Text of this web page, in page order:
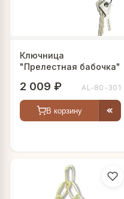
Ключница
"Прелестная бабочка"
2 009 ₽ AL-80-301
В корзину